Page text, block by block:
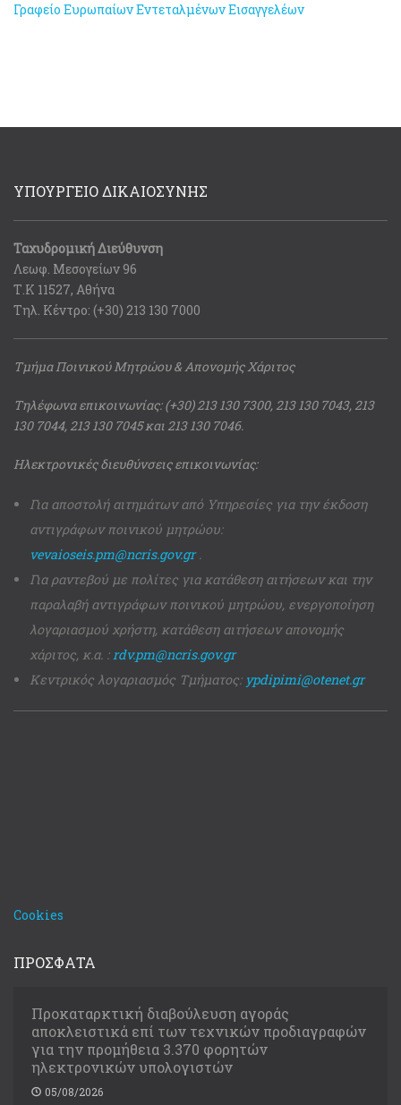
Γραφείο Ευρωπαίων Εντεταλμένων Εισαγγελέων
ΥΠΟΥΡΓΕΙΟ ΔΙΚΑΙΟΣΥΝΗΣ
Ταχυδρομική Διεύθυνση
Λεωφ. Μεσογείων 96
Τ.Κ 11527, Αθήνα
Τηλ. Κέντρο: (+30) 213 130 7000
Τμήμα Ποινικού Μητρώου & Απονομής Χάριτος
Τηλέφωνα επικοινωνίας: (+30) 213 130 7300, 213 130 7043, 213
130 7044, 213 130 7045 και 213 130 7046.
Ηλεκτρονικές διευθύνσεις επικοινωνίας:
Για αποστολή αιτημάτων από Υπηρεσίες για την έκδοση
αντιγράφων ποινικού μητρώου:
vevaioseis.pm@ncris.gov.gr.
Για ραντεβού με πολίτες για κατάθεση αιτήσεων και την
παραλαβή αντιγράφων ποινικού μητρώου, ενεργοποίηση
λογαριασμού χρήστη, κατάθεση αιτήσεων απονομής
χάριτος, κ.α. :rdv.pm@ncris.gov.gr
Κεντρικός λογαριασμός Τμήματος: ypdipimi@otenet.gr
Cookies
ΠΡΟΣΦΑΤΑ
Προκαταρκτική διαβούλευση αγοράς
αποκλειστικά επί των τεχνικών προδιαγραφών
για την προμήθεια 3.370 φορητών
ηλεκτρονικών υπολογιστών
05/08/2026